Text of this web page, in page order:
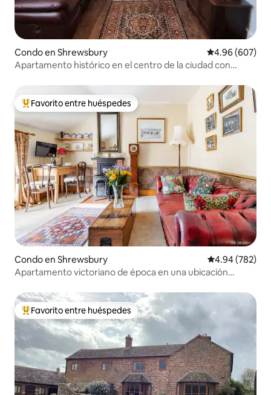
Condo en Shrewsbury Calificación
4.96 (607)
Apartamento histórico en el centro de la ciudad con
Favorito entre huéspedes preferido
Favorito entre huéspedes
Condo en Shrewsbury Calificación
4.94 (782)
Apartamento victoriano de época en una ubicación
Favorito entre huéspedes preferido
Favorito entre huéspedes